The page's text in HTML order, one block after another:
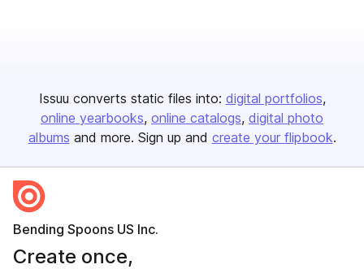
Issuu converts static files into: digital portfolios
online yearbooks online catalogs digital photo
albums and more. Sign up and create your flipbook.
Bending Spoons US Inc.
Create once,